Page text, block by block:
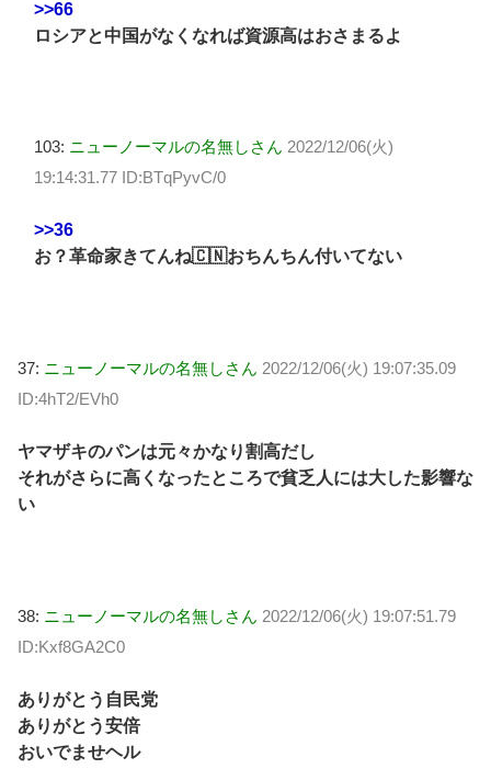
>>66
ロシアと中国がなくなれば資源高はおさまるよ
103: ニューノーマルの名無しさん 2022/12/06(火)
19:14:31.77 ID:BTqPyvC/0
>>36
お？革命家きてんね🇨🇳おちんちん付いてない
37: ニューノーマルの名無しさん 2022/12/06(火) 19:07:35.09
ID:4hT2/EVh0
ヤマザキのパンは元々かなり割高だし
それがさらに高くなったところで貧乏人には大した影響な
い
38: ニューノーマルの名無しさん 2022/12/06(火) 19:07:51.79
ID:Kxf8GA2C0
ありがとう自民党
ありがとう安倍
おいでませヘル